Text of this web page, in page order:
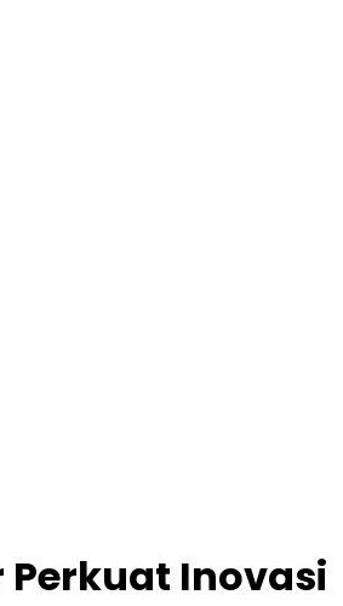
Perkuat Inovasi